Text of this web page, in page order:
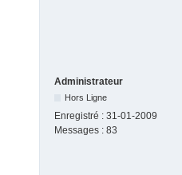
Administrateur
Hors Ligne
Enregistré : 31-01-2009
Messages : 83